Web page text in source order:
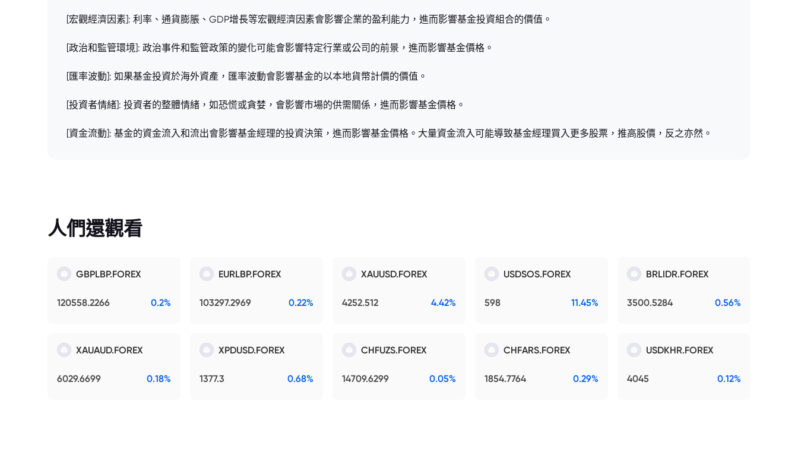
[宏觀經濟因素]: 利率、通貨膨脹、GDP增長等宏觀經濟因素會影響企業的盈利能力，進而影響基金投資組合的價值。
[政治和監管環境]: 政治事件和監管政策的變化可能會影響特定行業或公司的前景，進而影響基金價格。
[匯率波動]: 如果基金投資於海外資產，匯率波動會影響基金的以本地貨幣計價的價值。
[投資者情緒]: 投資者的整體情緒，如恐慌或貪婪，會影響市場的供需關係，進而影響基金價格。
[資金流動]: 基金的資金流入和流出會影響基金經理的投資決策，進而影響基金價格。大量資金流入可能導致基金經理買入更多股票，推高股價，反之亦然。
人們還觀看
GBPLBP.FOREX
120558.2266 0.2%
EURLBP.FOREX
103297.2969 0.22%
XAUUSD.FOREX
4252.512 4.42%
USDSOS.FOREX
598 11.45%
BRLIDR.FOREX
3500.5284 0.56%
XAUAUD.FOREX
6029.6699 0.18%
XPDUSD.FOREX
1377.3 0.68%
CHFUZS.FOREX
14709.6299 0.05%
CHFARS.FOREX
1854.7764 0.29%
USDKHR.FOREX
4045 0.12%